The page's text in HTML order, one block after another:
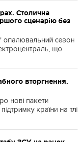
Столична
сценарію без
опалювальний сезон
що
вторгнення.
нові пакети
країни на тлі